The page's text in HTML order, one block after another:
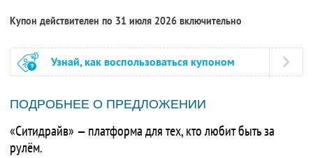
Купон действителен по 31 июля 2026 включительно
Узнай, как воспользоваться купоном
ПОДРОБНЕЕ О ПРЕДЛОЖЕНИИ
«Ситидрайв» — платформа для тех, кто любит быть за
рулём.